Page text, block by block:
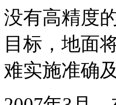
没有高精度
目标，地面
难实施准确